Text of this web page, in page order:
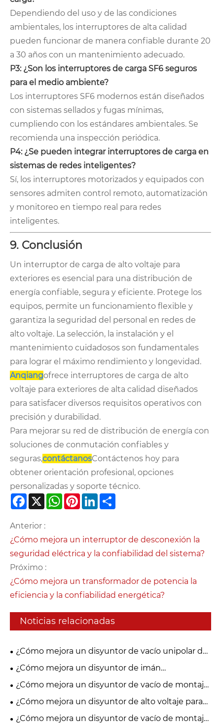
Dependiendo del uso y de las condiciones
ambientales, los interruptores de alta calidad
pueden funcionar de manera confiable durante 20
a 30 años con un mantenimiento adecuado.
P3: ¿Son los interruptores de carga SF6 seguros
para el medio ambiente?
Los interruptores SF6 modernos están diseñados
con sistemas sellados y fugas mínimas,
cumpliendo con los estándares ambientales. Se
recomienda una inspección periódica.
P4: ¿Se pueden integrar interruptores de carga en
sistemas de redes inteligentes?
Sí, los interruptores motorizados y equipados con
sensores admiten control remoto, automatización
y monitoreo en tiempo real para redes
inteligentes.
9. Conclusión
Un interruptor de carga de alto voltaje para
exteriores es esencial para una distribución de
energía confiable, segura y eficiente. Protege los
equipos, permite un funcionamiento flexible y
garantiza la seguridad del personal en redes de
alto voltaje. La selección, la instalación y el
mantenimiento cuidadosos son fundamentales
para lograr el máximo rendimiento y longevidad.
Anqiangofrece interruptores de carga de alto
voltaje para exteriores de alta calidad diseñados
para satisfacer diversos requisitos operativos con
precisión y durabilidad.
Para mejorar su red de distribución de energía con
soluciones de conmutación confiables y
seguras,contáctanosContáctenos hoy para
obtener orientación profesional, opciones
personalizadas y soporte técnico.
Facebook
X WhatsApp
PinterestLinkedIn
Anterior :
¿Cómo mejora un interruptor de desconexión la
seguridad eléctrica y la confiabilidad del sistema?
Próximo :
¿Cómo mejora un transformador de potencia la
eficiencia y la confiabilidad energética?
Noticias relacionadas
¿Cómo mejora un disyuntor de vacío unipolar de
27,5 kV la seguridad de la distribución de energía y
los ferrocarriles?
¿Cómo mejora un disyuntor de imán
permanente para exteriores la confiabilidad de la
distribución de energía?
¿Cómo mejora un disyuntor de vacío de montaje
lateral de 24 kV la protección de energía de media
tensión?
¿Cómo mejora un disyuntor de alto voltaje para
interiores la seguridad y confiabilidad eléctrica?
¿Cómo mejora un disyuntor de vacío de montaje